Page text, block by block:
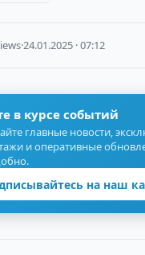
·24.01.2025 · 07:12
в курсе событий
главные новости,
и оперативные
на наш